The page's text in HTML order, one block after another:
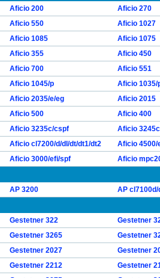
Aficio 200
Aficio 270
Aficio 550
Aficio 1027
Aficio 1085
Aficio 1075
Aficio 355
Aficio 450
Aficio 700
Aficio 551
Aficio 1045/p
Aficio 1035/
Aficio 2035/e/eg
Aficio 2015
Aficio 500
Aficio 400
Aficio 3235c/cspf
Aficio
Aficio cl7200/d/dl/dt/dt1/dt2
Aficio 4500/
Aficio 3000/efi/spf Aficio
AP 3200 AP
Gestetner 322
Gestetner
Gestetner 3265
Gestetner
Gestetner 2027
Gestetner
Gestetner 2212
Gestetner